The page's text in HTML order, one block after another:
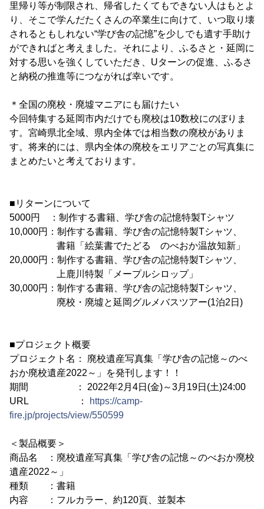
里帰り等が制限され、帰省したくてもできない人はもとよ
り、そこで学んだたくさんの卒業生に向けて、いつ取り壊
されるともしれない“学び舎の記憶”を少しでも遺す手助け
ができればと考えました。それにより、ふるさと・延岡に
対する思いを強くしていただき、Uターンの促進、ふるさ
と納税の推進等につながれば幸いです。
＊全国の廃校・廃墟マニアにも届けたい
今回特集する延岡市内だけでも廃校は10数校にのぼりま
す。宮崎県北全域、県内全体では相当数の廃校がありま
す。将来的には、県内全体の廃校をエリアごとの写真集に
まとめたいと考えております。
■リターンについて
5000円 ：制作する書籍、学び舎の記憶特製Tシャツ
10,000円：制作する書籍、学び舎の記憶特製Tシャツ、
書籍「絵葉書でたどる のべおか温故知新」
20,000円：制作する書籍、学び舎の記憶特製Tシャツ、
上鹿川特製「メープルシロップ」
30,000円：制作する書籍、学び舎の記憶特製Tシャツ、
廃校・廃墟と延岡グルメバスツアー(1泊2日)
■プロジェクト概要
プロジェクト名： 廃校遺産写真集「学び舎の記憶～のべ
おか廃校遺産2022～」を発刊します！！
期間 ： 2022年2月4日(金)～3月19日(土)24:00
URL ：
https://camp-
fire.jp/projects/view/550599
＜製品概要＞
商品名 ：廃校遺産写真集「学び舎の記憶～のべおか廃校
遺産2022～」
種類 ：書籍
内容 ：フルカラー、約120頁、並製本